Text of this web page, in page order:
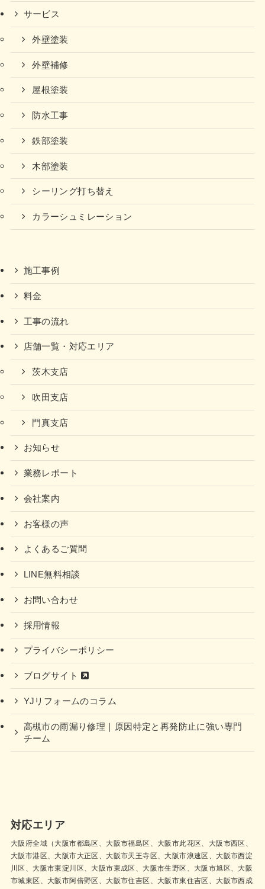
サービス
外壁塗装
外壁補修
屋根塗装
防水工事
鉄部塗装
木部塗装
シーリング打ち替え
カラーシュミレーション
施工事例
料金
工事の流れ
店舗一覧・対応エリア
茨木支店
吹田支店
門真支店
お知らせ
業務レポート
会社案内
お客様の声
よくあるご質問
LINE無料相談
お問い合わせ
採用情報
プライバシーポリシー
ブログサイト
YJリフォームのコラム
高槻市の雨漏り修理｜原因特定と再発防止に強い専門
チーム
対応エリア
大阪府全域（大阪市都島区、大阪市福島区、大阪市此花区、大阪市西区、
大阪市港区、大阪市大正区、大阪市天王寺区、大阪市浪速区、大阪市西淀
川区、大阪市東淀川区、大阪市東成区、大阪市生野区、大阪市旭区、大阪
市城東区、大阪市阿倍野区、大阪市住吉区、大阪市東住吉区、大阪市西成